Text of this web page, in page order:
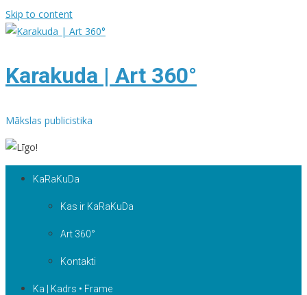
Skip to content
Karakuda | Art 360°
Mākslas publicistika
KaRaKuDa
Kas ir KaRaKuDa
Art 360°
Kontakti
Ka | Kadrs • Frame